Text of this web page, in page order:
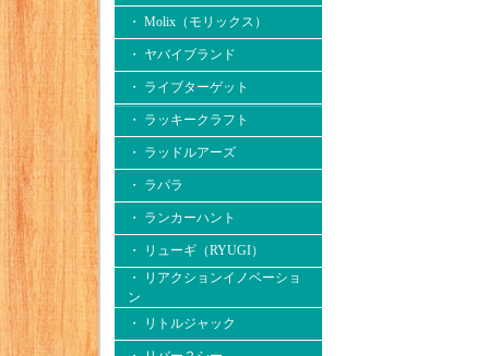
・ Molix（モリックス）
・ ヤバイブランド
・ ライブターゲット
・ ラッキークラフト
・ ラッドルアーズ
・ ラパラ
・ ランカーハント
・ リューギ（RYUGI）
・ リアクションイノベーショ
ン
・ リトルジャック